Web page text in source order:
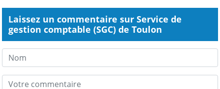
Laissez un commentaire sur Service de
gestion comptable (SGC) de Toulon